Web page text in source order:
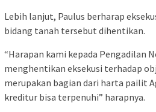
Lebih lanjut, Paulus berharap
bidang tanah tersebut dihentikan.
“Harapan kami kepada Pengadilan
menghentikan eksekusi terhadap
merupakan bagian dari harta pailit
kreditur bisa terpenuhi” harapnya.